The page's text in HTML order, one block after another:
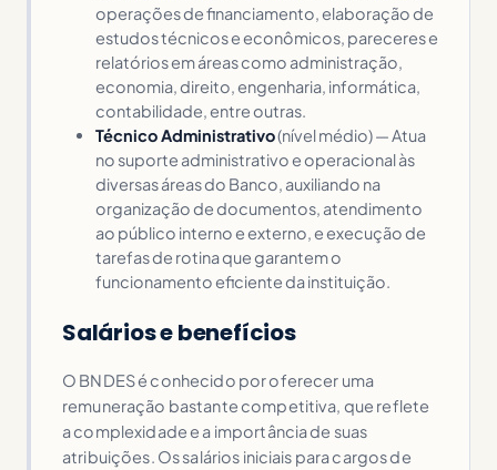
operações de financiamento, elaboração de
estudos técnicos e econômicos, pareceres e
relatórios em áreas como administração,
economia, direito, engenharia, informática,
contabilidade, entre outras.
Técnico Administrativo(nível médio) — Atua
no suporte administrativo e operacional às
diversas áreas do Banco, auxiliando na
organização de documentos, atendimento
ao público interno e externo, e execução de
tarefas de rotina que garantem o
funcionamento eficiente da instituição.
Salários e benefícios
O BNDES é conhecido por oferecer uma
remuneração bastante competitiva, que reflete
a complexidade e a importância de suas
atribuições. Os salários iniciais para cargos de